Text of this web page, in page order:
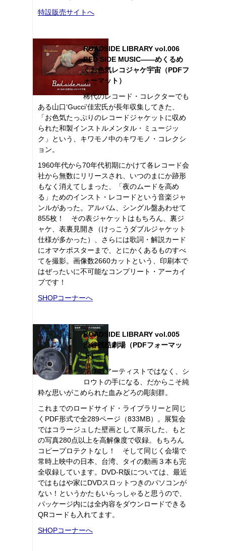
特設販売サイトへ
ROADSIDE LIBRARY vol.006
BED SIDE MUSIC――めくるめ
くお色気レコジャケ宇宙（PDFフ
ォーマット）
稀代のレコード・コレクターでも
ある山口‘Gucci’佳宏氏が長年収集してきた、
「お色気たっぷりのレコードジャケットに収め
られた和製インストルメンタル・ミュージッ
ク」という、キワモノ中のキワモノ・コレクシ
ョン。
1960年代から70年代初期にかけて各レコード会
社から無数にリリースされ、いつのまにか跡形
もなく消えてしまった、「夜のムードを高め
る」ためのインスト・レコードという音楽ジャ
ンルがあった。アルバム、シングル盤あわせて
855枚！ その表ジャケットはもちろん、裏ジ
ャケ、表裏見開き（けっこうダブルジャケット
仕様が多かった）、さらには歌詞・解説カード
にオマケポスターまで、とにかくあるものすべ
てを撮影。画像数2660カットという、印刷本で
はぜったいに不可能なコンプリート・アーカイ
ブです！
SHOPコーナーへ
ROADSIDE LIBRARY vol.005
渋谷残酷劇場（PDFフォーマッ
ト）
プロのアーティストではなく、シ
ロウトの手になる、だからこそ純
粋な思いがこめられた血みどろの彫刻群。
これまでのロードサイド・ライブラリーと同じ
くPDF形式で全289ページ（833MB）。展覧会
ではコラージュした壁画として展示した、もと
の写真280点以上を高解像度で収録。もちろん
コピープロテクトなし！ そして同じく会場で
常時上映中の日本、台湾、タイの動画３本も完
全収録しています。DVD-R版については、最近
ではもはや家にDVDスロットつきのパソコンが
ない！というかたもいらっしゃると思うので、
パッケージ内には全内容をダウンロードできる
QRコードも入れてます。
SHOPコーナーへ